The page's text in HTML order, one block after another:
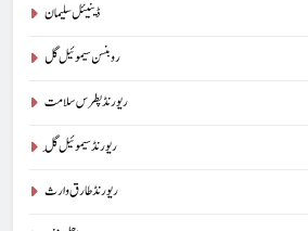
ڈینیئل سلیمان
روبنسن سیموئیل گل
ریورنڈ پطرس سلامت
ریورنڈ سیموئیل گِل
ریورنڈ طارق وارث